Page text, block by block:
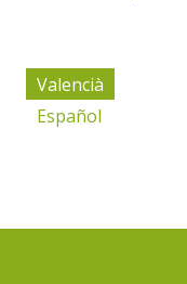
Valencià
Español